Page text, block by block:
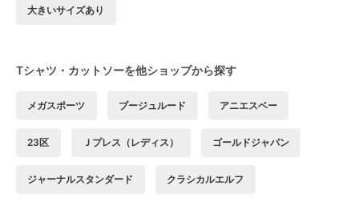
大きいサイズあり
Tシャツ・カットソーを他ショップから探す
メガスポーツ ブージュルード アニエスベー
23区 Ｊプレス（レディス） ゴールドジャパン
ジャーナルスタンダード クラシカルエルフ